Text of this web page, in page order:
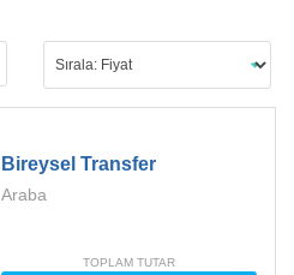
Bireysel Transfer
Araba
TOPLAM TUTAR